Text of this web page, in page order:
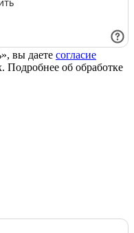
вы даете согласие
Подробнее об обработке